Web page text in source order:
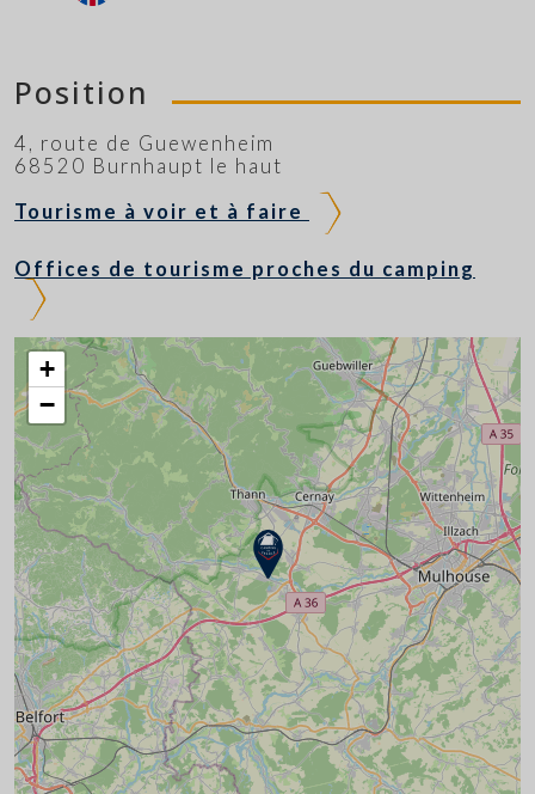
Position
4, route de Guewenheim
68520 Burnhaupt le haut
Tourisme à voir et à faire
Offices de tourisme proches du camping
+
−